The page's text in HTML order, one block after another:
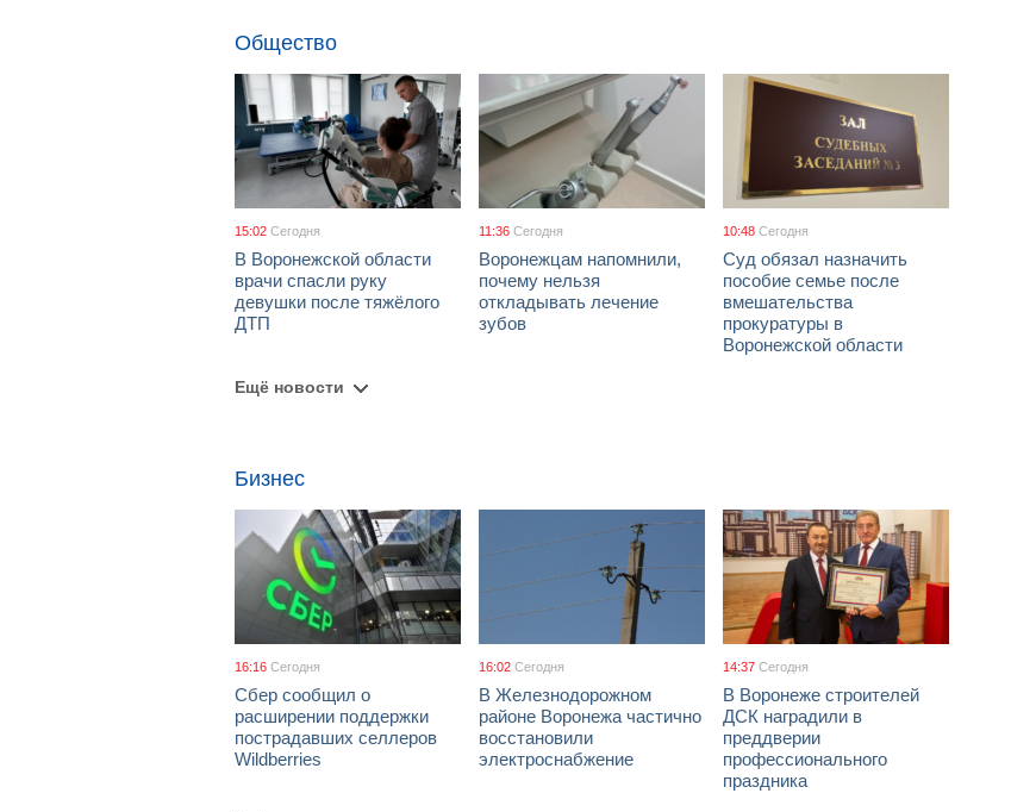
Общество
15:02 Сегодня
В Воронежской области
врачи спасли руку
девушки после тяжёлого
ДТП
11:36 Сегодня
Воронежцам напомнили,
почему нельзя
откладывать лечение
зубов
10:48 Сегодня
Суд обязал назначить
пособие семье после
вмешательства
прокуратуры в
Воронежской области
Ещё новости
Бизнес
16:16 Сегодня
Сбер сообщил о
расширении поддержки
пострадавших селлеров
Wildberries
16:02 Сегодня
В Железнодорожном
районе Воронежа частично
восстановили
электроснабжение
14:37 Сегодня
В Воронеже строителей
ДСК наградили в
преддверии
профессионального
праздника